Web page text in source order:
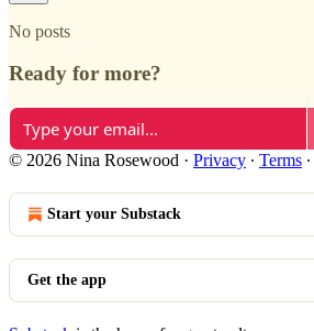
No posts
Ready for more?
© 2026 Nina Rosewood · Privacy ∙ Terms ∙
Start your Substack
Get the app